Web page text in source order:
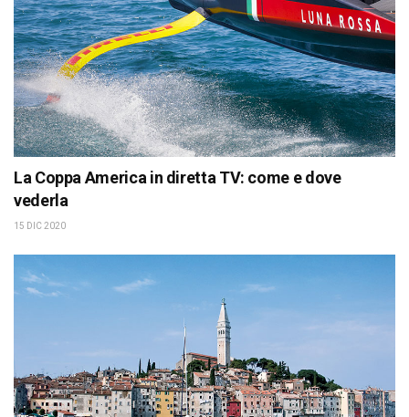
La Coppa America in diretta TV: come e dove
vederla
15 DIC 2020